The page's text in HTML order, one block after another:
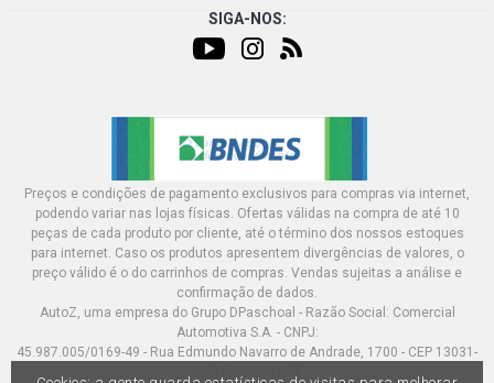
SIGA-NOS:
Preços e condições de pagamento exclusivos para compras via internet,
podendo variar nas lojas físicas. Ofertas válidas na compra de até 10
peças de cada produto por cliente, até o término dos nossos estoques
para internet. Caso os produtos apresentem divergências de valores, o
preço válido é o do carrinhos de compras. Vendas sujeitas a análise e
confirmação de dados.
AutoZ, uma empresa do Grupo DPaschoal - Razão Social: Comercial
Automotiva S.A. - CNPJ:
45.987.005/0169-49 - Rua Edmundo Navarro de Andrade, 1700 - CEP 13031-